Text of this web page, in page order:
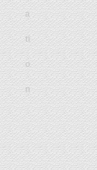
a
ti
o
n